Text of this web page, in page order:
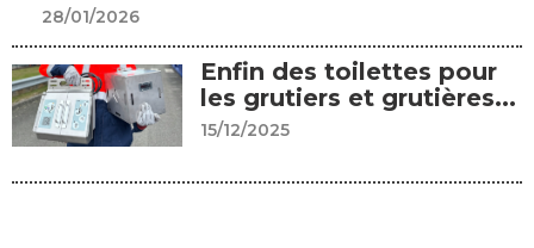
28/01/2026
Enfin des toilettes pour
les grutiers et grutières...
15/12/2025